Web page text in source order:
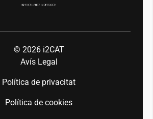
© 2026 i2CAT
Avís Legal
Política de privacitat
Política de cookies